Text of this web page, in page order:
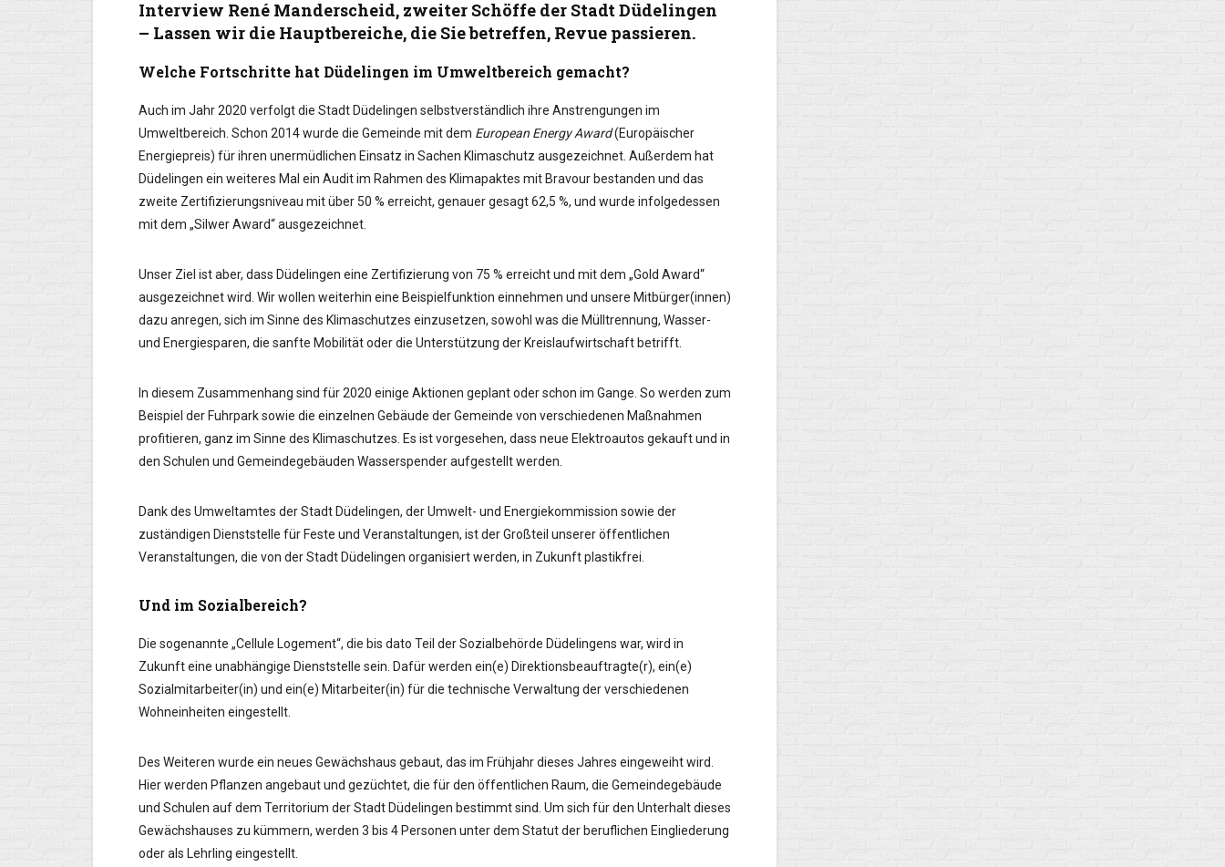
Interview René Manderscheid, zweiter Schöffe der Stadt Düdelingen
– Lassen wir die Hauptbereiche, die Sie betreffen, Revue passieren.
Welche Fortschritte hat Düdelingen im Umweltbereich gemacht?
Auch im Jahr 2020 verfolgt die Stadt Düdelingen selbstverständlich ihre Anstrengungen im
Umweltbereich. Schon 2014 wurde die Gemeinde mit dem European Energy Award(Europäischer
Energiepreis) für ihren unermüdlichen Einsatz in Sachen Klimaschutz ausgezeichnet. Außerdem hat
Düdelingen ein weiteres Mal ein Audit im Rahmen des Klimapaktes mit Bravour bestanden und das
zweite Zertifizierungsniveau mit über 50 % erreicht, genauer gesagt 62,5 %, und wurde infolgedessen
mit dem „Silwer Award“ ausgezeichnet.
Unser Ziel ist aber, dass Düdelingen eine Zertifizierung von 75 % erreicht und mit dem „Gold Award“
ausgezeichnet wird. Wir wollen weiterhin eine Beispielfunktion einnehmen und unsere Mitbürger(innen)
dazu anregen, sich im Sinne des Klimaschutzes einzusetzen, sowohl was die Mülltrennung, Wasser-
und Energiesparen, die sanfte Mobilität oder die Unterstützung der Kreislaufwirtschaft betrifft.
In diesem Zusammenhang sind für 2020 einige Aktionen geplant oder schon im Gange. So werden zum
Beispiel der Fuhrpark sowie die einzelnen Gebäude der Gemeinde von verschiedenen Maßnahmen
profitieren, ganz im Sinne des Klimaschutzes. Es ist vorgesehen, dass neue Elektroautos gekauft und in
den Schulen und Gemeindegebäuden Wasserspender aufgestellt werden.
Dank des Umweltamtes der Stadt Düdelingen, der Umwelt- und Energiekommission sowie der
zuständigen Dienststelle für Feste und Veranstaltungen, ist der Großteil unserer öffentlichen
Veranstaltungen, die von der Stadt Düdelingen organisiert werden, in Zukunft plastikfrei.
Und im Sozialbereich?
Die sogenannte „Cellule Logement“, die bis dato Teil der Sozialbehörde Düdelingens war, wird in
Zukunft eine unabhängige Dienststelle sein. Dafür werden ein(e) Direktionsbeauftragte(r), ein(e)
Sozialmitarbeiter(in) und ein(e) Mitarbeiter(in) für die technische Verwaltung der verschiedenen
Wohneinheiten eingestellt.
Des Weiteren wurde ein neues Gewächshaus gebaut, das im Frühjahr dieses Jahres eingeweiht wird.
Hier werden Pflanzen angebaut und gezüchtet, die für den öffentlichen Raum, die Gemeindegebäude
und Schulen auf dem Territorium der Stadt Düdelingen bestimmt sind. Um sich für den Unterhalt dieses
Gewächshauses zu kümmern, werden 3 bis 4 Personen unter dem Statut der beruflichen Eingliederung
oder als Lehrling eingestellt.